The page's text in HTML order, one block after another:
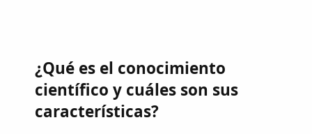
¿Qué es el conocimiento
científico y cuáles son sus
características?